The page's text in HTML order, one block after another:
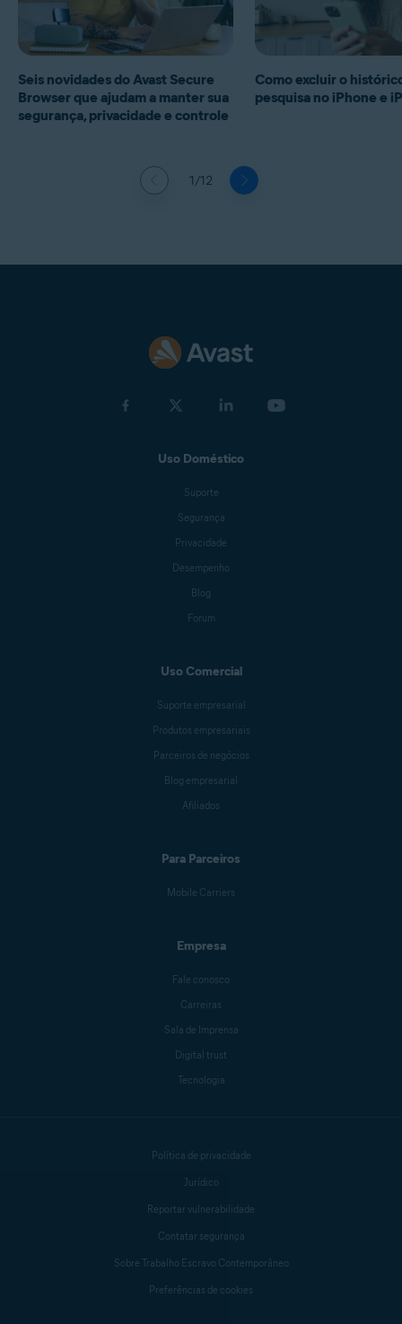
1/12
Seis novidades do Avast Secure
Browser que ajudam a manter sua
segurança, privacidade e controle
Como excluir o
pesquisa no iPhone e
Uso Doméstico
Suporte
Segurança
Privacidade
Desempenho
Blog
Forum
Uso Comercial
Suporte empresarial
Produtos empresariais
Parceiros de negócios
Blog empresarial
Afiliados
Para Parceiros
Mobile Carriers
Empresa
Fale conosco
Carreiras
Sala de Imprensa
Digital trust
Tecnologia
Política de privacidade
Jurídico
Reportar vulnerabilidade
Contatar segurança
Sobre Trabalho Escravo Contemporâneo
Preferências de cookies